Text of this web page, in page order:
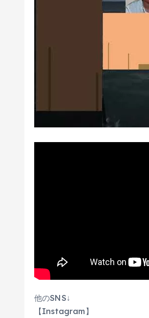
他のSNS↓
【Instagram】